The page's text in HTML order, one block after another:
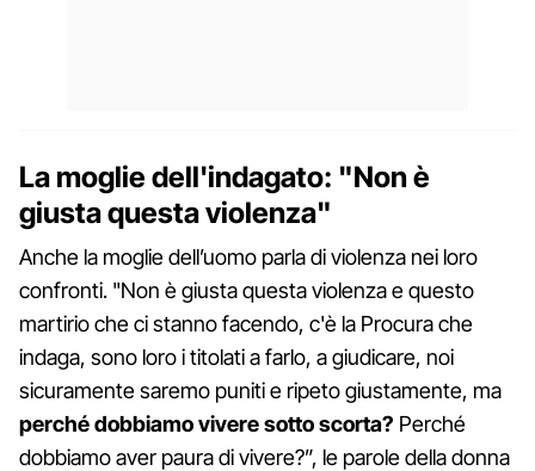
La moglie dell'indagato: "Non è
giusta questa violenza"
Anche la moglie dell’uomo parla di violenza nei loro
confronti. "Non è giusta questa violenza e questo
martirio che ci stanno facendo, c'è la Procura che
indaga, sono loro i titolati a farlo, a giudicare, noi
sicuramente saremo puniti e ripeto giustamente, ma
perché dobbiamo vivere sotto scorta? Perché
dobbiamo aver paura di vivere?”, le parole della donna